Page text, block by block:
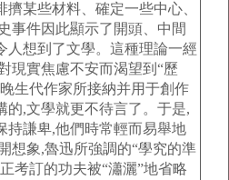
某些材料、確定一些中心、
事件因此顯示了開頭、中間
想到了文學。這種理論一經
現實焦慮不安而渴望到“歷
生代作家所接納并用于創作
的,文學就更不待言了。于是,
持謙卑,他們時常輕而易舉地
想象,魯迅所強調的“學究的準
訂的功夫被“瀟灑”地省略